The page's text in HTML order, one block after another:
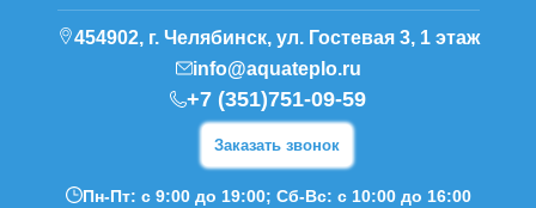
454902, г. Челябинск, ул. Гостевая 3, 1 этаж
info@aquateplo.ru
+7 (351)751-09-59
Заказать звонок
Пн-Пт: с 9:00 до 19:00; Сб-Вс: с 10:00 до 16:00